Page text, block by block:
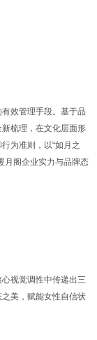
效管理手段。基于品
梳理，在文化层面形
为准则，以“如月之
月阁企业实力与品牌态
视觉调性中传递出三
美，赋能女性自信状